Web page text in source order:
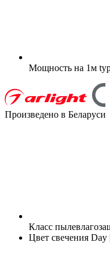
Мощность на 1м
Произведено в Беларуси
Класс
Цвет свечения Day